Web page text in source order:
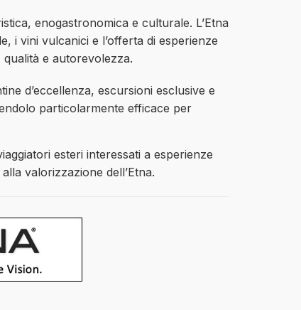
enogastronomica e culturale. L’Etna
i vini vulcanici e l’offerta di esperienze
e autorevolezza.
d’eccellenza, escursioni esclusive e
particolarmente efficace per
esteri interessati a esperienze
valorizzazione dell’Etna.